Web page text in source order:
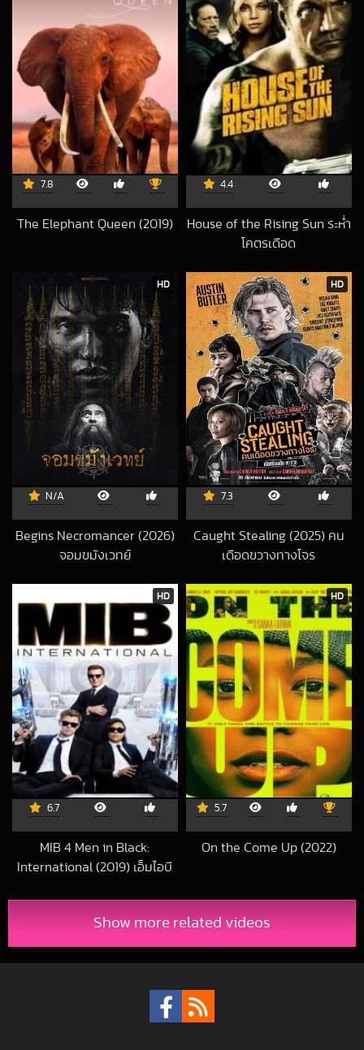
7.8
The Elephant Queen (2019)
4.4
House of the Rising Sun ระห่ำ
โคตรเดือด
HD
N/A
Begins Necromancer (2026)
จอมขมังเวทย์
HD
7.3
Caught Stealing (2025) คน
เดือดขวางทางโจร
HD
6.7
MIB 4 Men in Black:
International (2019) เอ็มไอบี
HD
5.7
On the Come Up (2022)
Show more related videos